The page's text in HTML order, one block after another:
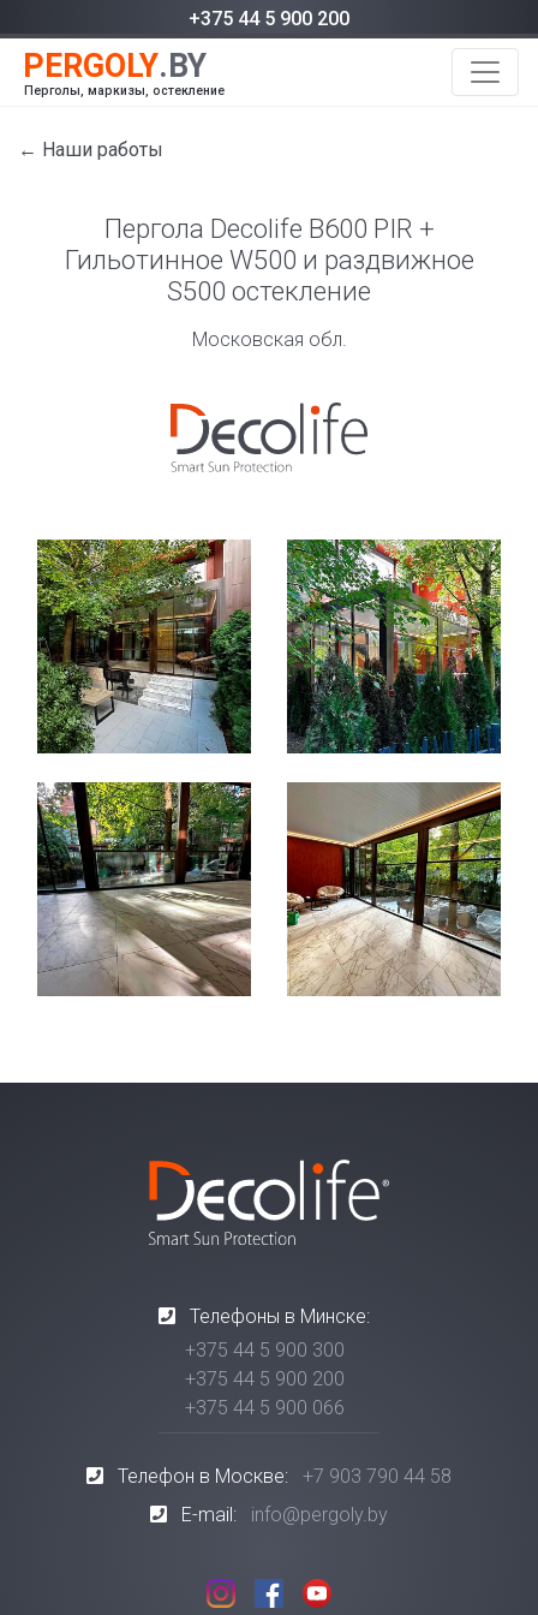
+375 44 5 900 200
Перголы, маркизы, остекление
← Наши работы
Пергола Decolife B600 PIR +
Гильотинное W500 и раздвижное
S500 остекление
Московская обл.
Телефоны в Минске:
+375 44 5 900 300
+375 44 5 900 200
+375 44 5 900 066
Телефон в Москве:
+7 903 790 44 58
E-mail:
info@pergoly.by